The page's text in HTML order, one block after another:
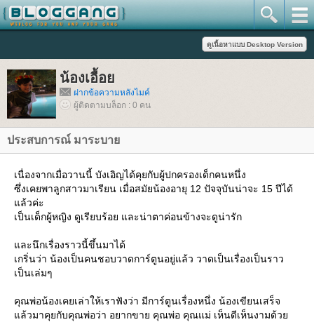
น้องเอื้อ
ฝากข้อความหลังไมค์
ผู้ติดตามบล็อก : 0 คน
ประสบการณ์ มาระบา
เนื่องจากเมื่อวานนี้ บังเอิญได้คุยกับผู้ปกครองเด็กคนหนึ่ง
ซึ่งเคยพาลูกสาวมาเรียน เมื่อสมัยน้องอายุ 12 ปัจจุบันน่าจะ 15 ปีได้
ล้วค่ะ
เป็นเด็กผู้หญิง ดูเรียบร้อย และน่าตาค่อนข้างจะดูน่ารัก
ละนึกเรื่องราวนี้ขึ้นมาได้
เกริ่นว่า น้องเป็นคนชอบวาดการ์ตูนอยู่แล้ว วาดเป็นเรื่องเป็นราว
เป็นเล่มๆ
คุณพ่อน้องเคยเล่าให้เราฟังว่า มีการ์ตูนเรื่องหนึ่ง น้องเขียนเสร็จ
ล้วมาคุยกับคุณพ่อว่า อยากขาย คุณพ่อ คุณแม่ เห็นดีเห็นงามด้ว